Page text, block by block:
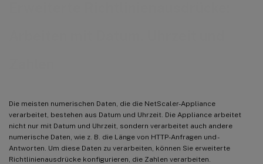
Die meisten numerischen Daten, die die NetScaler-Appliance
verarbeitet, bestehen aus Datum und Uhrzeit. Die Appliance arbeitet
nicht nur mit Datum und Uhrzeit, sondern verarbeitet auch andere
numerische Daten, wie z. B. die Länge von HTTP-Anfragen und -
Antworten. Um diese Daten zu verarbeiten, können Sie erweiterte
Richtlinienausdrücke konfigurieren, die Zahlen verarbeiten.